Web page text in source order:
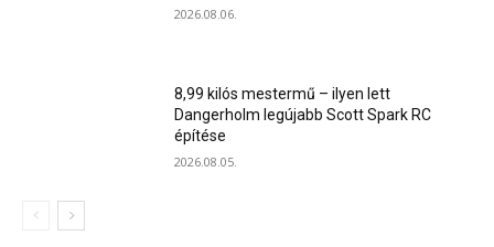
2026.08.06.
8,99 kilós mestermű – ilyen lett
Dangerholm legújabb Scott Spark RC
építése
2026.08.05.